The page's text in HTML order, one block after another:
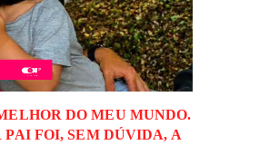
DO MEU MUNDO.
PAI FOI, SEM DÚVIDA, A